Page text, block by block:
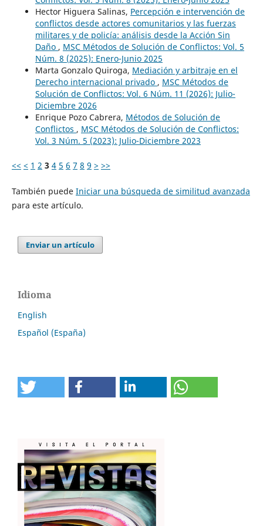
Hector Higuera Salinas, Percepción e intervención de
conflictos desde actores comunitarios y las fuerzas
militares y de policía: análisis desde la Acción Sin
Daño , MSC Métodos de Solución de Conflictos: Vol. 5
Núm. 8 (2025): Enero-Junio 2025
Marta Gonzalo Quiroga, Mediación y arbitraje en el
Derecho internacional privado , MSC Métodos de
Solución de Conflictos: Vol. 6 Núm. 11 (2026): Julio-
Diciembre 2026
Enrique Pozo Cabrera, Métodos de Solución de
Conflictos , MSC Métodos de Solución de Conflictos:
Vol. 3 Núm. 5 (2023): Julio-Diciembre 2023
<< < 1 2 3 4 5 6 7 8 9 > >>
También puede Iniciar una búsqueda de similitud avanzada
para este artículo.
Enviar un artículo
Idioma
English
Español (España)